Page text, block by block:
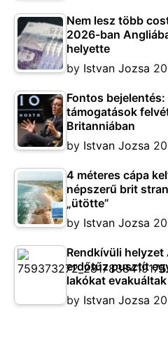
Nem lesz több
2026-ban
helyette
by Istvan Jozsa
Fontos
támogatások
Britanniában
by Istvan Jozsa
4 méteres cápa
népszerű brit
„ütötte”
by Istvan Jozsa
Rendkívüli
erdőtűz pusztít
lakókat evakuáltak
by Istvan Jozsa